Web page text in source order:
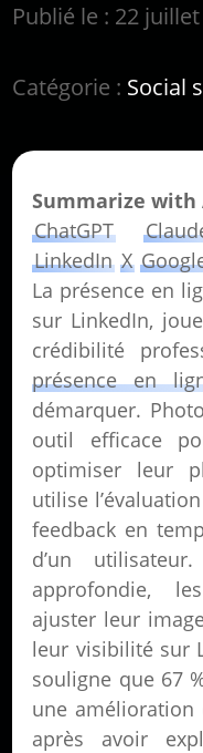
Publié le : 22
Catégorie : Social
Summarize with
ChatGPT
LinkedIn X
La présence en
sur LinkedIn,
crédibilité
présence en
démarquer.
outil efficace
optimiser leur
utilise
feedback en
d’un
approfondie,
ajuster leur
leur visibilité sur
souligne que 67
une amélioration
après avoir